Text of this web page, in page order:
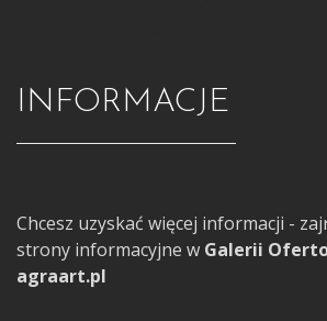
INFORMACJE
Chcesz uzyskać więcej informacji -
strony informacyjne w Galerii
agraart.pl